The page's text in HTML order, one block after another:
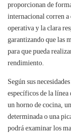
proporcionan de
internacional corren a
operativa y la clara
garantizando que las
para que pueda
rendimiento.
Según sus
específicos de la
un horno de cocina,
determinada o una
podrá examinar los